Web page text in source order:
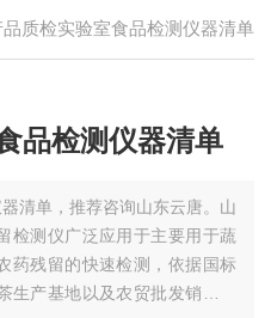
质检实验室食品检测仪器清单
品检测仪器清单
清单，推荐咨询山东云唐。山
检测仪广泛应用于主要用于蔬
药残留的快速检测，依据国标
产基地以及农贸批发销售市